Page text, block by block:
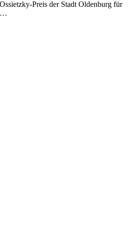
Preis der Stadt Oldenburg für